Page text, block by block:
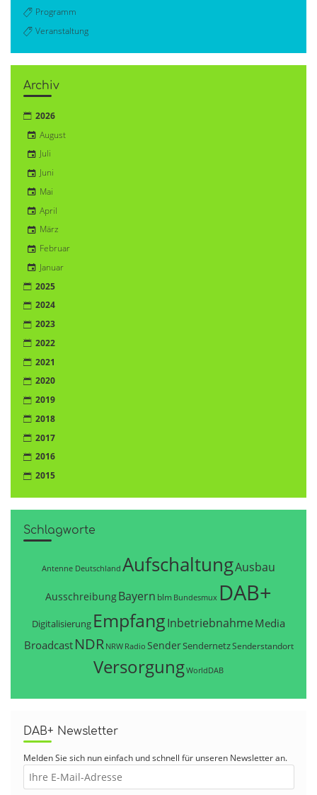
Programm
Veranstaltung
Archiv
2026
August
Juli
Juni
Mai
April
März
Februar
Januar
2025
2024
2023
2022
2021
2020
2019
2018
2017
2016
2015
Schlagworte
Antenne Deutschland AufschaltungAusbau
AusschreibungBayern blm Bundesmux DAB+
Digitalisierung EmpfangInbetriebnahme Media
Broadcast NDR NRW Radio SenderSendernetzSenderstandort
VersorgungWorldDAB
DAB+ Newsletter
Melden Sie sich nun einfach und schnell für unseren Newsletter an.